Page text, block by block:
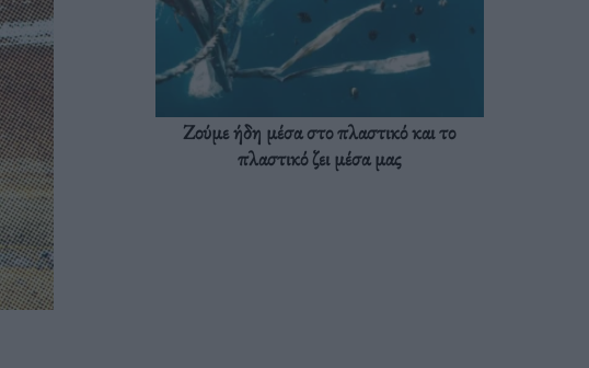
Ζούμε ήδη μέσα στο πλαστικό και το
πλαστικό ζει μέσα μας